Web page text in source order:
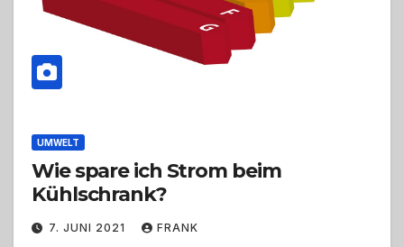
UMWELT
Wie spare ich Strom beim
Kühlschrank?
7. JUNI 2021 FRANK